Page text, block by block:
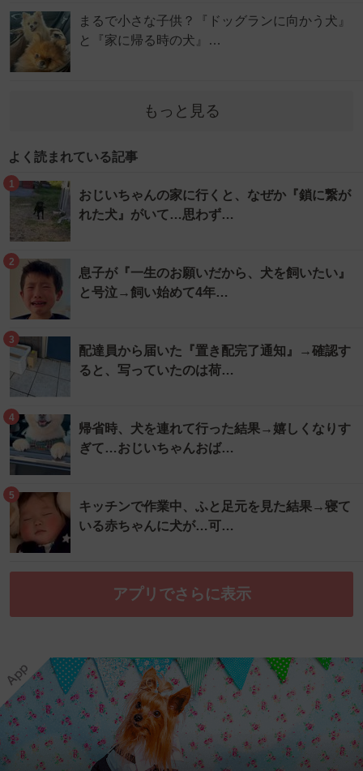
まるで小さな子供？『ドッグランに向かう犬』
と『家に帰る時の犬』…
もっと見る
よく読まれている記事
1
おじいちゃんの家に行くと、なぜか『鎖に繋が
れた犬』がいて…思わず…
2
息子が『一生のお願いだから、犬を飼いたい』
と号泣→飼い始めて4年…
3
配達員から届いた『置き配完了通知』→確認す
ると、写っていたのは荷…
4
帰省時、犬を連れて行った結果→嬉しくなりす
ぎて…おじいちゃんおば…
5
キッチンで作業中、ふと足元を見た結果→寝て
いる赤ちゃんに犬が…可…
アプリでさらに表示